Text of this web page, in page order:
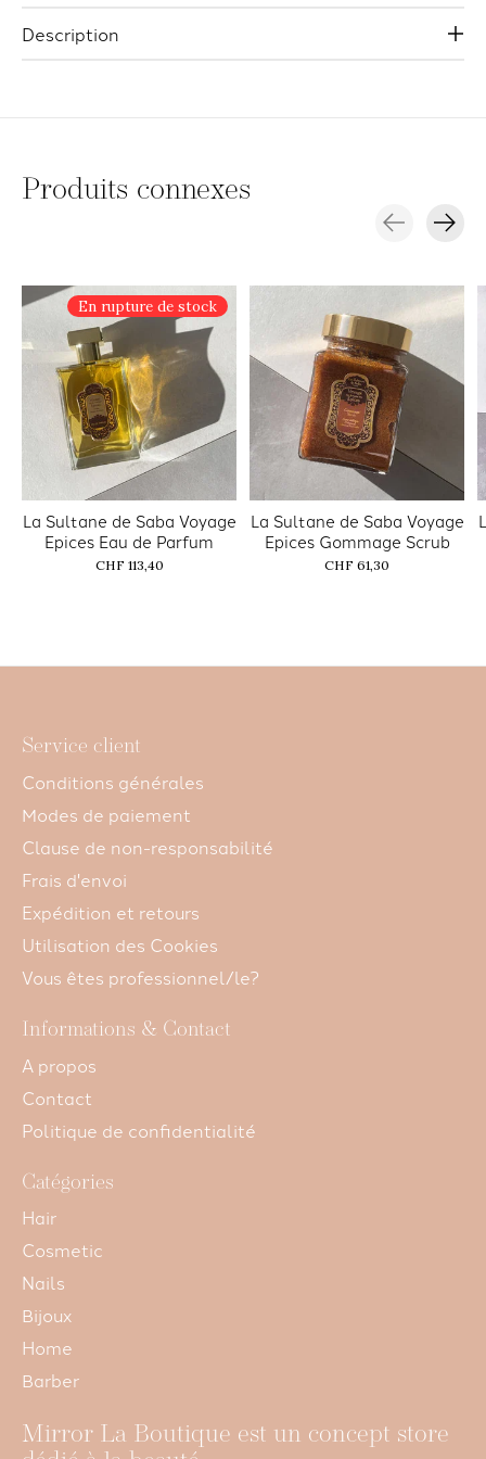
Description
Produits connexes
En rupture de stock
La Sultane de Saba Voyage
Epices Eau de Parfum
CHF 113,40
La Sultane de Saba Voyage
Epices Gommage Scrub
CHF 61,30
Service client
Conditions générales
Modes de paiement
Clause de non-responsabilité
Frais d'envoi
Expédition et retours
Utilisation des Cookies
Vous êtes professionnel/le?
Informations & Contact
A propos
Contact
Politique de confidentialité
Catégories
Hair
Cosmetic
Nails
Bijoux
Home
Barber
Mirror La Boutique est un concept store